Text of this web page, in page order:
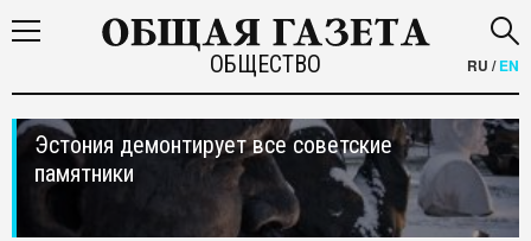
ОБЩЕСТВО RU /EN
Эстония демонтирует все советские
памятники